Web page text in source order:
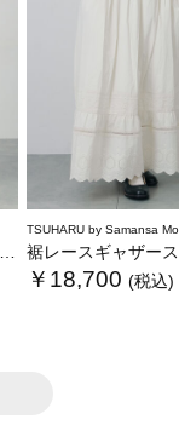
TSUHARU by Samansa
裾レースギャザー
￥18,700 (税込)